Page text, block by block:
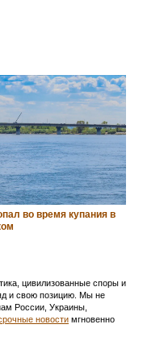
во время купания в
цивилизованные споры и
и свою позицию. Мы не
России, Украины,
новости мгновенно